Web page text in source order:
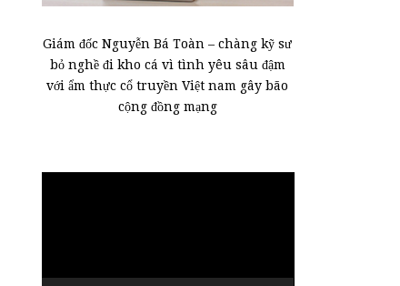
Giám đốc Nguyễn Bá Toàn – chàng kỹ sư
bỏ nghề đi kho cá vì tình yêu sâu đậm
với ẩm thực cổ truyền Việt nam gây bão
cộng đồng mạng